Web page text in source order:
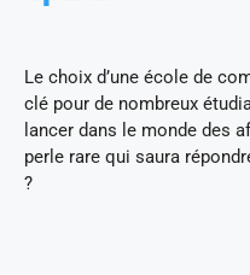
Le choix d’une école de
clé pour de nombreux
lancer dans le monde des
perle rare qui saura
?